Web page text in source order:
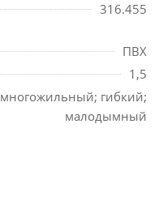
316.455
ПВХ
1,5
многожильный; гибкий;
малодымный